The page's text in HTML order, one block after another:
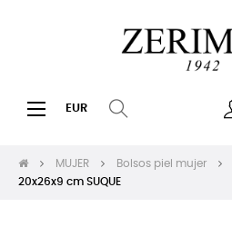
Navegación
☰ EUR
MUJER Bolsos piel mujer
20x26x9 cm SUQUE